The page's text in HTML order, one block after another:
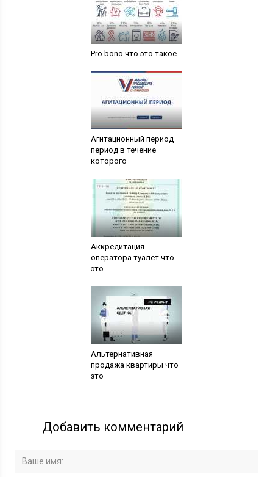
Pro bono что это такое
Агитационный период
период в течение
которого
Аккредитация
оператора туалет что
это
Альтернативная
продажа квартиры что
это
Добавить комментарий